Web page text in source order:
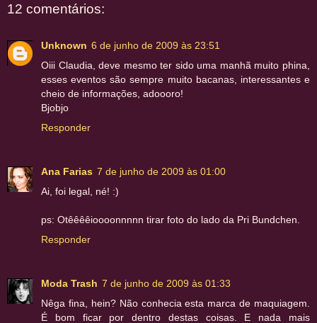
12 comentários:
Unknown 6 de junho de 2009 às 23:51
Oiii Claudia, deve mesmo ter sido uma manhã muito phina,
esses eventos são sempre muito bacanas, interessantes e
cheio de informações, adoooro!
Bjobjo
Responder
Ana Farias 7 de junho de 2009 às 01:00
Ai, foi legal, né! :)
ps: Otêêêêioooonnnnn tirar foto do lado da Pri Bundchen.
Responder
Moda Trash 7 de junho de 2009 às 01:33
Nêga fina, hein? Não conhecia esta marca de maquiagem.
É bom ficar por dentro destas coisas. E nada mais